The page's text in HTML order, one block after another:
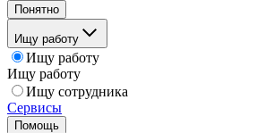
Понятно
Ищу работу
Ищу работу
Ищу работу
Ищу сотрудника
Сервисы
Помощь